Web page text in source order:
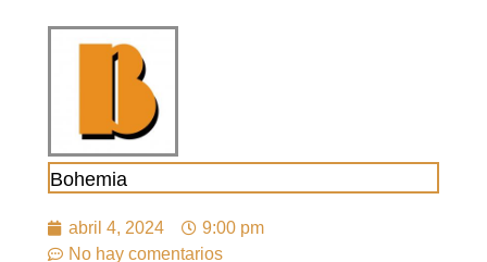
Bohemia
abril 4, 2024
9:00 pm
No hay comentarios